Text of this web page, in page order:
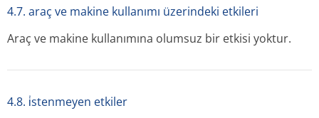
4.7. araç ve makine kullanımı üzerindeki etkileri
Araç ve makine kullanımına olumsuz bir etkisi yoktur.
4.8. i̇stenmeyen etkiler